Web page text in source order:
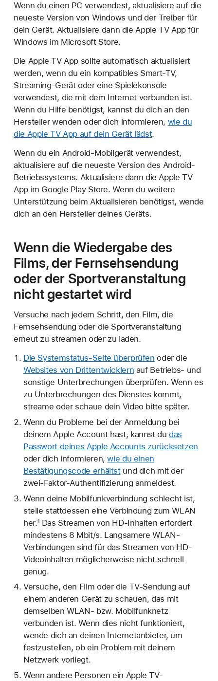
Wenn du einen PC verwendest, aktualisiere auf die
neueste Version von Windows und der Treiber für
dein Gerät. Aktualisiere dann die Apple TV App für
Windows im Microsoft Store.
Die Apple TV App sollte automatisch aktualisiert
werden, wenn du ein kompatibles Smart-TV,
Streaming-Gerät oder eine Spielekonsole
verwendest, die mit dem Internet verbunden ist.
Wenn du Hilfe benötigst, kannst du dich an den
Hersteller wenden oder dich informieren, wie du
die Apple TV App auf dein Gerät lädst.
Wenn du ein Android-Mobilgerät verwendest,
aktualisiere auf die neueste Version des Android-
Betriebssystems. Aktualisiere dann die Apple TV
App im Google Play Store. Wenn du weitere
Unterstützung beim Aktualisieren benötigst, wende
dich an den Hersteller deines Geräts.
Wenn die Wiedergabe des
Films, der Fernsehsendung
oder der Sportveranstaltung
nicht gestartet wird
Versuche nach jedem Schritt, den Film, die
Fernsehsendung oder die Sportveranstaltung
erneut zu streamen oder zu laden.
Die Systemstatus-Seite überprüfen oder die
Websites von Drittentwicklern auf Betriebs- und
sonstige Unterbrechungen überprüfen. Wenn es
zu Unterbrechungen des Dienstes kommt,
streame oder schaue dein Video bitte später.
Wenn du Probleme bei der Anmeldung bei
deinem Apple Account hast, kannst dudas
Passwort deines Apple Accounts zurücksetzen
oder dich informieren,wie du einen
Bestätigungscode erhältstund dich mit der
zwei-Faktor-Authentifizierung anmeldest.
Wenn deine Mobilfunkverbindung schlecht ist,
stelle stattdessen eine Verbindung zum WLAN
her.1 Das Streamen von HD-Inhalten erfordert
mindestens 8 Mbit/s. Langsamere WLAN-
Verbindungen sind für das Streamen von HD-
Videoinhalten möglicherweise nicht schnell
genug.
Versuche, den Film oder die TV-Sendung auf
einem anderen Gerät zu schauen, das mit
demselben WLAN- bzw. Mobilfunknetz
verbunden ist. Wenn dies nicht funktioniert,
wende dich an deinen Internetanbieter, um
festzustellen, ob ein Problem mit deinem
Netzwerk vorliegt.
Wenn andere Personen ein Apple TV-